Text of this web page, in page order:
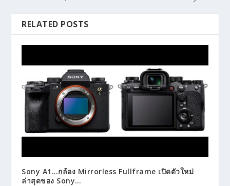
RELATED POSTS
Sony A1…กล้อง Mirrorless Fullframe เปิดตัวใหม่
ล่าสุดของ Sony…